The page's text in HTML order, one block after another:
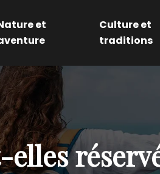
et
Culture et
traditions